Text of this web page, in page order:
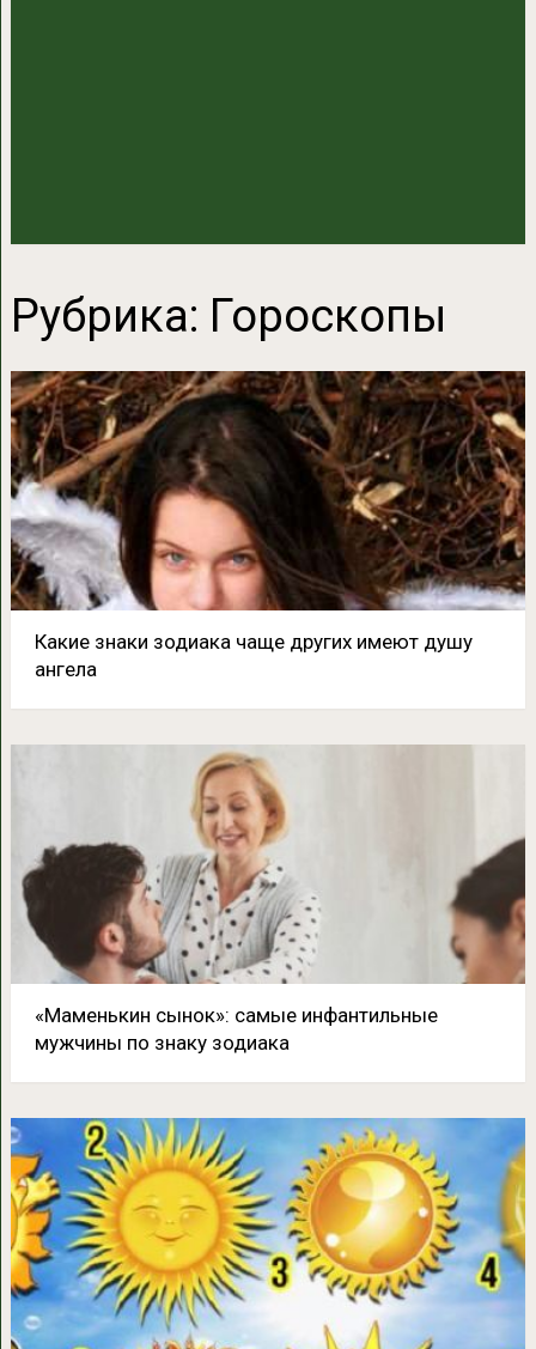
Рубрика: Гороскопы
Какие знаки зодиака чаще других имеют душу
ангела
«Маменькин сынок»: самые инфантильные
мужчины по знаку зодиака